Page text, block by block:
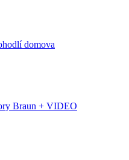
domova
Braun + VIDEO